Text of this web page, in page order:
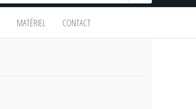
MATÉRIEL CONTACT